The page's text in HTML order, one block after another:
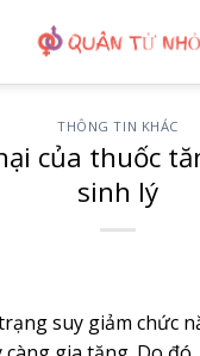
THÔNG TIN KHÁC
của thuốc
sinh lý
suy giảm chức